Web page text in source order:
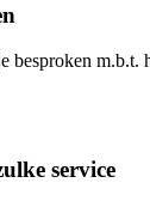
besproken
service